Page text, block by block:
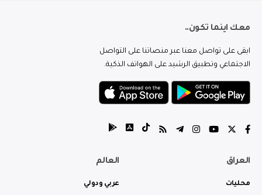
معك اينما تكون..
ابقى على تواصل معنا عبر منصاتنا على التواصل
الاجتماعي وتطبيق الرشيد على الهواتف الذكية.
العراق
محليات
العالم
عربي ودولي